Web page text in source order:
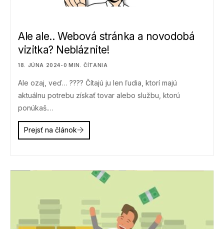
Ale ale.. Webová stránka a novodobá
vizitka? Nebláznite!
18. JÚNA 2024-0 MIN. ČÍTANIA
Ale ozaj, veď… ???? Čítajú ju len ľudia, ktorí majú
aktuálnu potrebu získať tovar alebo službu, ktorú
ponúkaš.…
Prejsť na článok